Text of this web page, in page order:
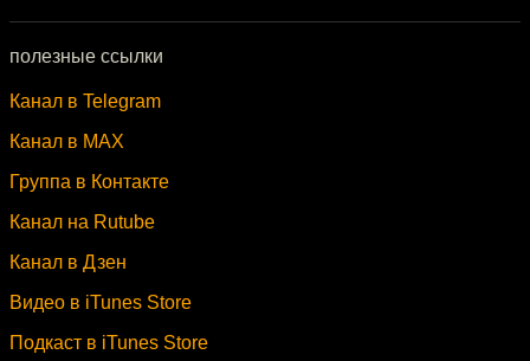
полезные ссылки
Канал в Telegram
Канал в MAX
Группа в Контакте
Канал на Rutube
Канал в Дзен
Видео в iTunes Store
Подкаст в iTunes Store